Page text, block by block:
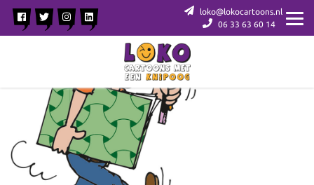
loko@lokocartoons.nl
06 33 63 60 14